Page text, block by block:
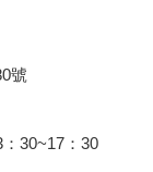
號
30~17：30